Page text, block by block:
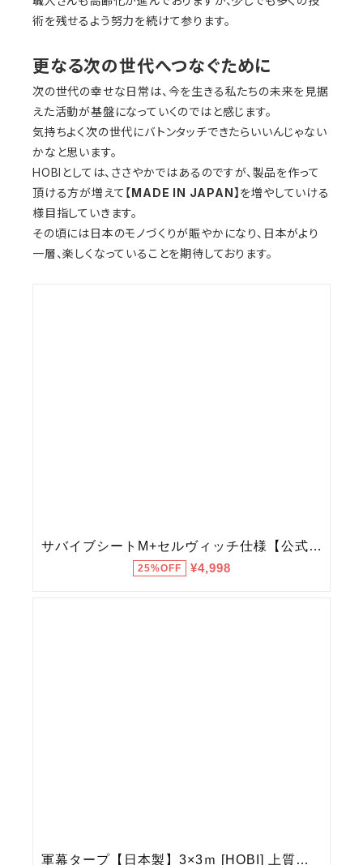
術を残せるよう努力を続けて参ります。
更なる次の世代へつなぐために
次の世代の幸せな日常は、今を生きる私たちの未来を見据
えた活動が基盤になっていくのではと感じます。
気持ちよく次の世代にバトンタッチできたらいいんじゃない
かなと思います。
HOBIとしては、ささやかではあるのですが、製品を作って
頂ける方が増えて【MADE IN JAPAN】 を増やしていける
様目指していきます。
その頃には日本のモノづくりが賑やかになり、日本がより
一層、楽しくなっていることを期待しております。